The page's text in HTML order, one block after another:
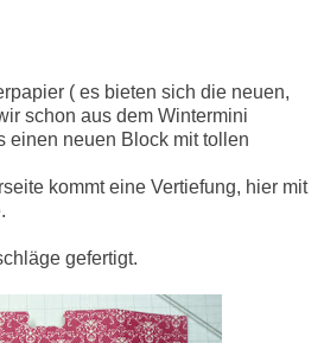
( es bieten sich die neuen,
schon aus dem Wintermini
einen neuen Block mit tollen
kommt eine Vertiefung, hier mit
gefertigt.